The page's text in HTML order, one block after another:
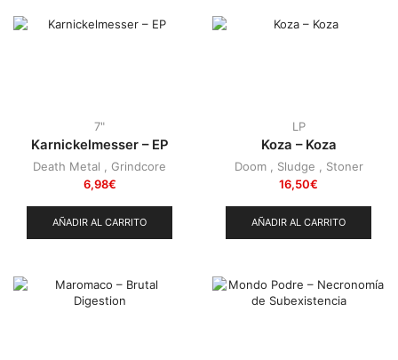
7"
Karnickelmesser – EP
Death Metal
Grindcore
6,98€
AÑADIR AL CARRITO
LP
Koza – Koza
Doom, Sludge
Stoner
16,50€
AÑADIR AL CARRITO